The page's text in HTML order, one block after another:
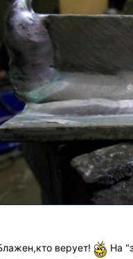
верует!
На